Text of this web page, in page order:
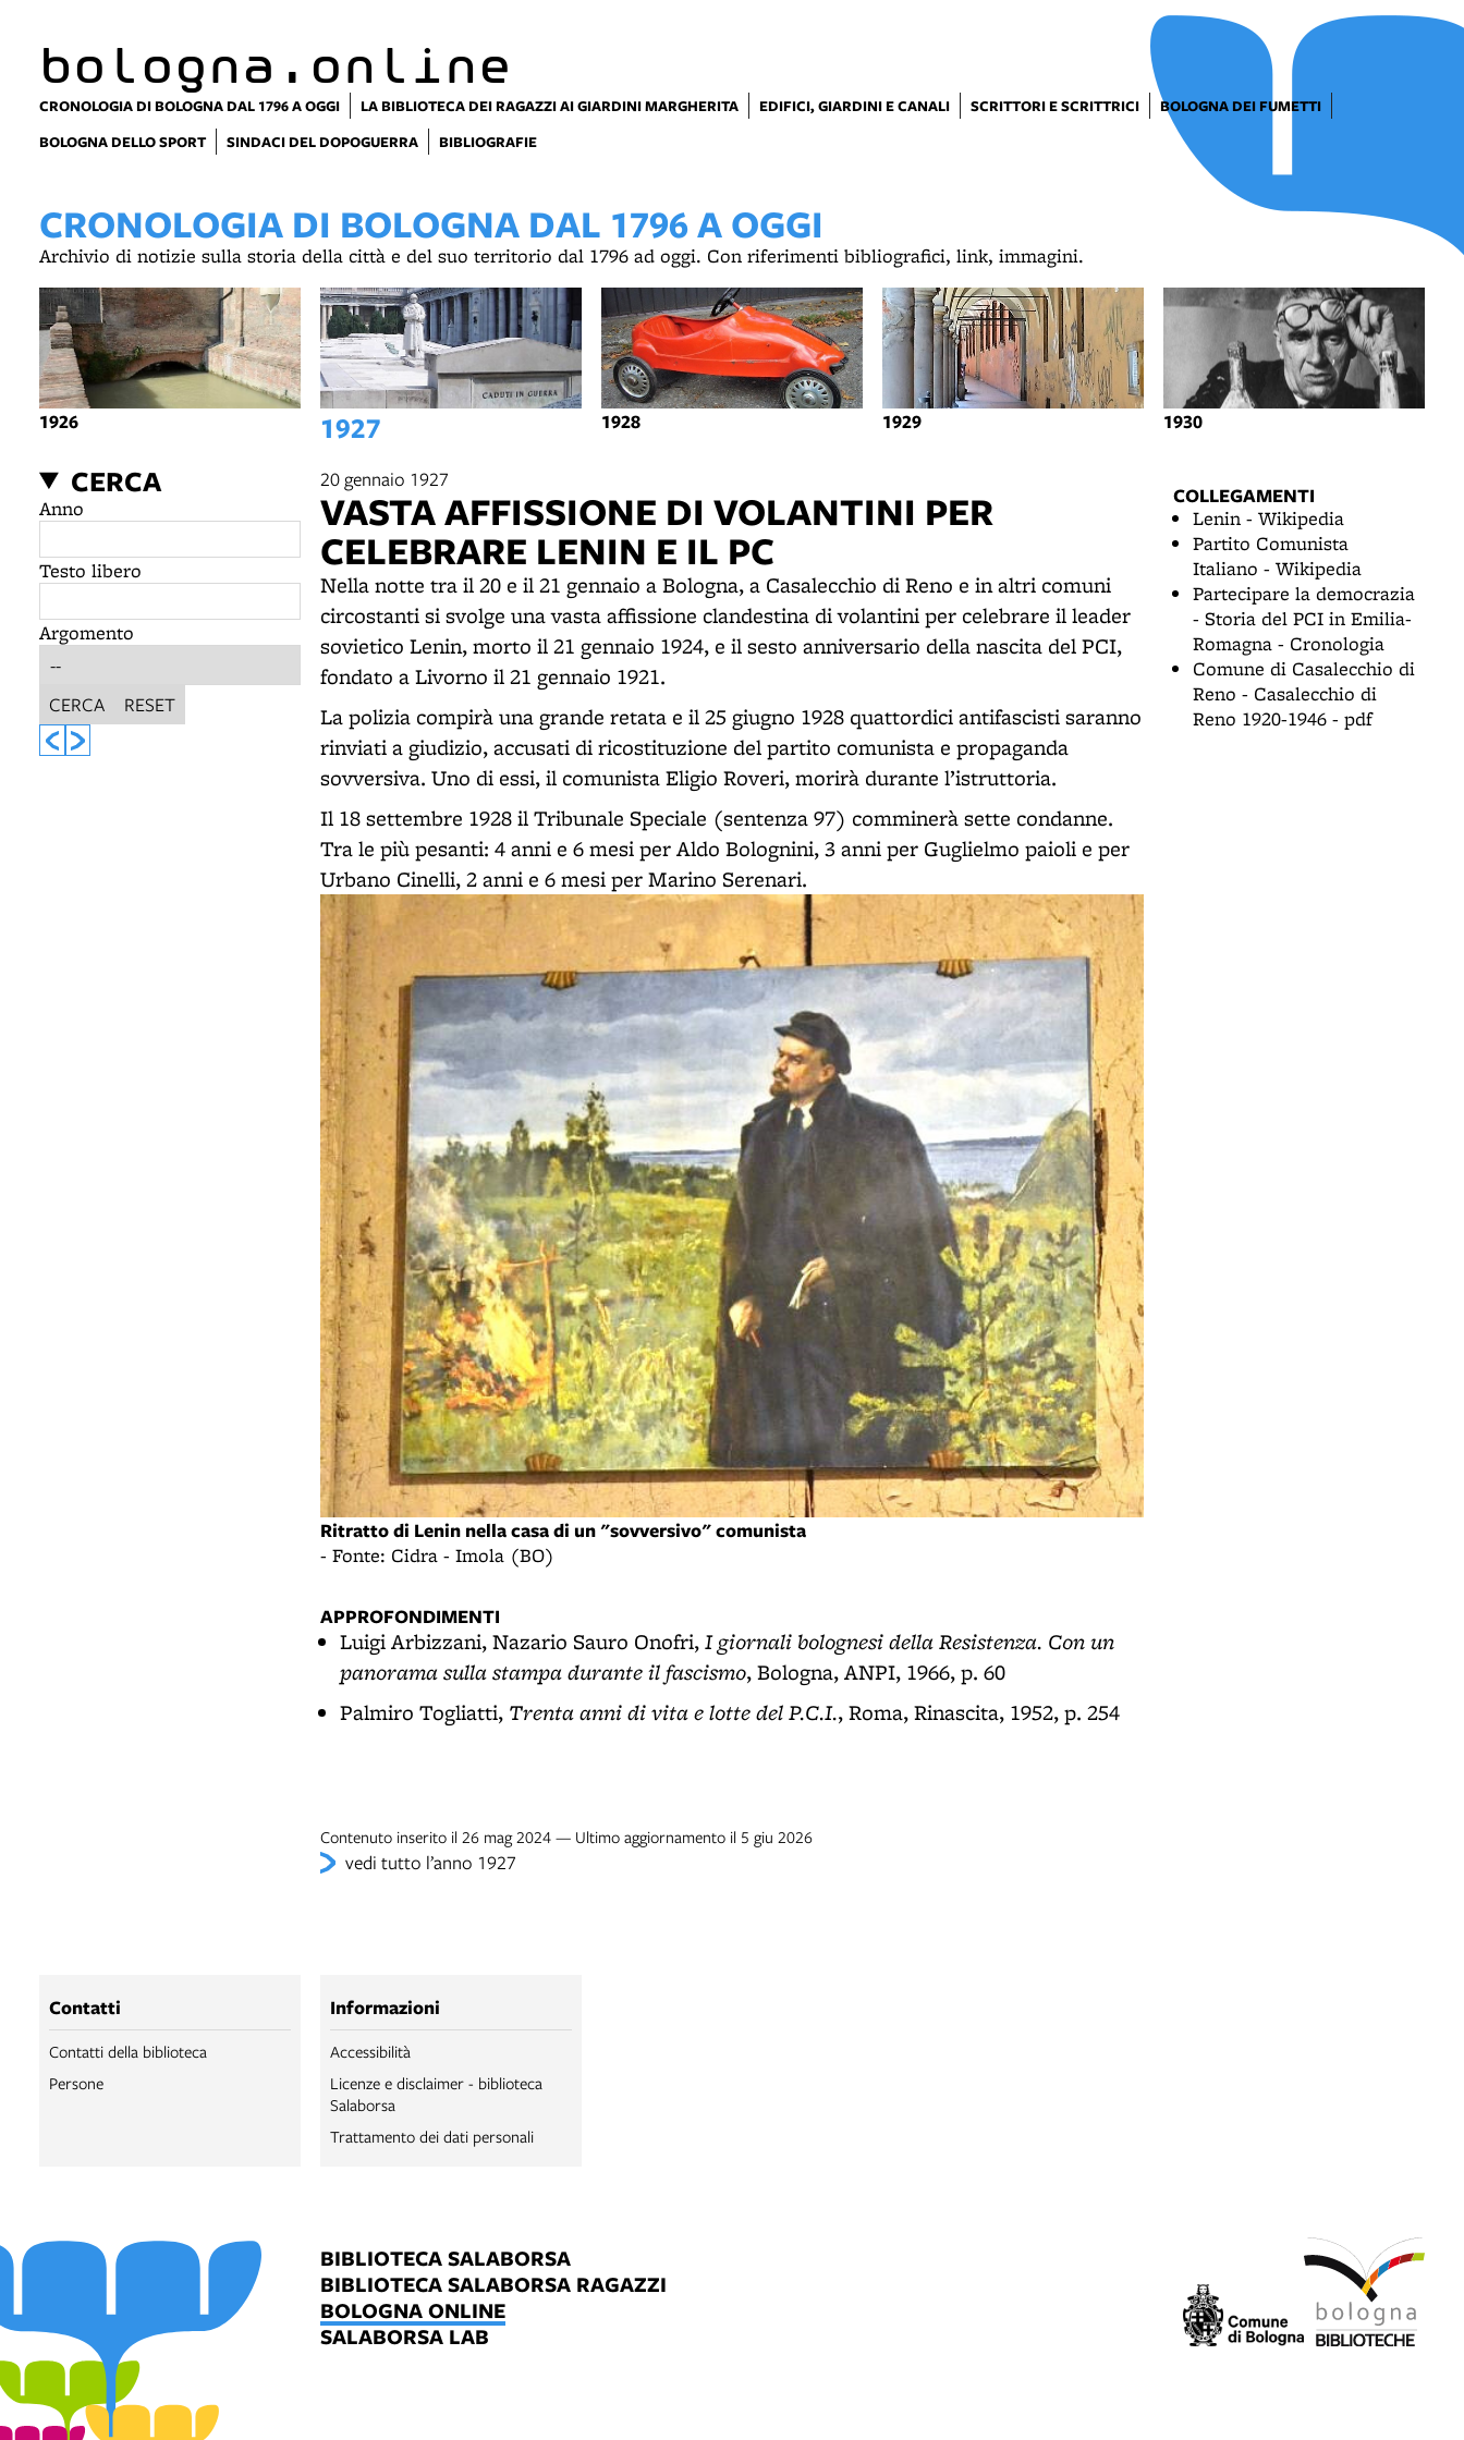
bologna.online
CRONOLOGIA DI BOLOGNA DAL 1796 A OGGI LA BIBLIOTECA DEI RAGAZZI AI GIARDINI MARGHERITA EDIFICI, GIARDINI E CANALI SCRITTORI E SCRITTRICI
BOLOGNA DEI FUMETTI
BOLOGNA DELLO SPORT
SINDACI DEL DOPOGUERRA BIBLIOGRAFIE
CRONOLOGIA DI BOLOGNA DAL 1796 A OGGI
Archivio di notizie sulla storia della città e del suo territorio dal 1796 ad oggi. Con riferimenti bibliografici, link, immagini.
1926 1927 1928 1929 1930
CERCA
Anno
Testo libero
Argomento
CERCA RESET
20 gennaio 1927
VASTA AFFISSIONE DI VOLANTINI PER
CELEBRARE LENIN E IL PC
Nella notte tra il 20 e il 21 gennaio a Bologna, a Casalecchio di Reno e in altri comuni
circostanti si svolge una vasta affissione clandestina di volantini per celebrare il leader
sovietico Lenin, morto il 21 gennaio 1924, e il sesto anniversario della nascita del PCI,
fondato a Livorno il 21 gennaio 1921.
La polizia compirà una grande retata e il 25 giugno 1928 quattordici antifascisti saranno
rinviati a giudizio, accusati di ricostituzione del partito comunista e propaganda
sovversiva. Uno di essi, il comunista Eligio Roveri, morirà durante l’istruttoria.
Il 18 settembre 1928 il Tribunale Speciale (sentenza 97) comminerà sette condanne.
Tra le più pesanti: 4 anni e 6 mesi per Aldo Bolognini, 3 anni per Guglielmo paioli e per
Urbano Cinelli, 2 anni e 6 mesi per Marino Serenari.
Ritratto di Lenin nella casa di un "sovversivo" comunista
- Fonte: Cidra - Imola (BO)
APPROFONDIMENTI
Luigi Arbizzani, Nazario Sauro Onofri,I giornali bolognesi della Resistenza. Con un
panorama sulla stampa durante il fascismo, Bologna, ANPI, 1966, p. 60
Palmiro Togliatti, Trenta anni di vita e lotte del P.C.I., Roma, Rinascita, 1952, p. 254
Contenuto inserito il 26 mag 2024 — Ultimo aggiornamento il 5 giu 2026
vedi tutto l’anno 1927
COLLEGAMENTI
Lenin - Wikipedia
Partito Comunista
Italiano - Wikipedia
Partecipare la democrazia
- Storia del PCI in Emilia-
Romagna - Cronologia
Comune di Casalecchio di
Reno - Casalecchio di
Reno 1920-1946 - pdf
Contatti
Contatti della biblioteca
Persone
Informazioni
Accessibilità
Licenze e disclaimer - biblioteca
Salaborsa
Trattamento dei dati personali
BIBLIOTECA SALABORSA
BIBLIOTECA SALABORSA RAGAZZI
BOLOGNA ONLINE
SALABORSA LAB